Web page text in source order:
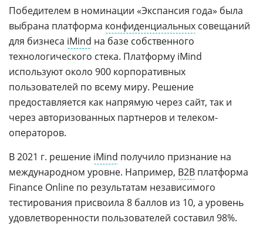
Победителем в номинации «Экспансия года» была
выбрана платформа конфиденциальных совещаний
для бизнеса iMind на базе собственного
технологического стека. Платформу iMind
используют около 900 корпоративных
пользователей по всему миру. Решение
предоставляется как напрямую через сайт, так и
через авторизованных партнеров и телеком-
операторов.
В 2021 г. решение iMind получило признание на
международном уровне. Например, B2B платформа
Finance Online по результатам независимого
тестирования присвоила 8 баллов из 10, а уровень
удовлетворенности пользователей составил 98%.